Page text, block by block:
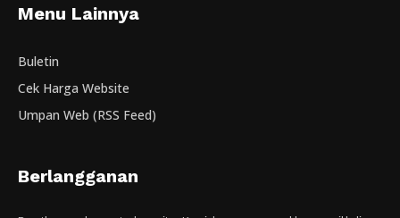
Menu Lainnya
Buletin
Cek Harga Website
Umpan Web (RSS Feed)
Berlangganan